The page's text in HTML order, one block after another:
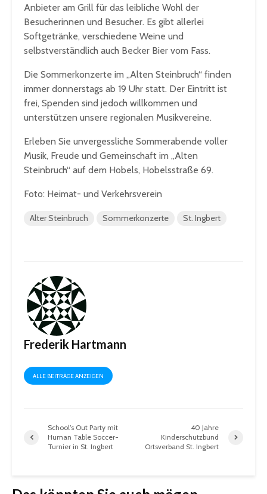
Anbieter am Grill für das leibliche Wohl der
Besucherinnen und Besucher. Es gibt allerlei
Softgetränke, verschiedene Weine und
selbstverständlich auch Becker Bier vom Fass.
Die Sommerkonzerte im „Alten Steinbruch“ finden
immer donnerstags ab 19 Uhr statt. Der Eintritt ist
frei, Spenden sind jedoch willkommen und
unterstützen unsere regionalen Musikvereine.
Erleben Sie unvergessliche Sommerabende voller
Musik, Freude und Gemeinschaft im „Alten
Steinbruch“ auf dem Hobels, Hobelsstraße 69.
Foto: Heimat- und Verkehrsverein
Alter Steinbruch Sommerkonzerte St. Ingbert
Frederik Hartmann
ALLE BEITRÄGE ANZEIGEN
School’s Out Party mit
Human Table Soccer-
Turnier in St. Ingbert
40 Jahre
Kinderschutzbund
Ortsverband St. Ingbert